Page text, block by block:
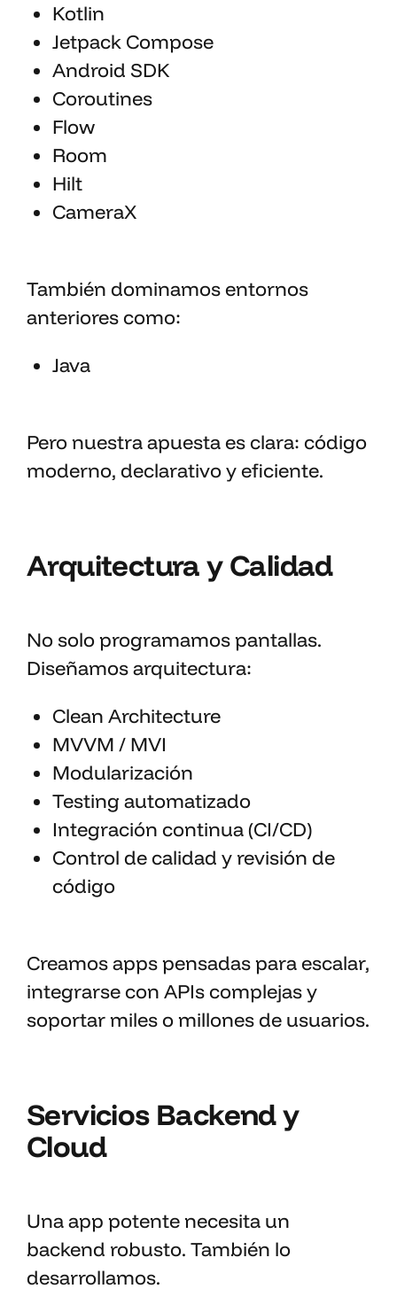
Kotlin
Jetpack Compose
Android SDK
Coroutines
Flow
Room
Hilt
CameraX
También dominamos entornos
anteriores como:
Java
Pero nuestra apuesta es clara: código
moderno, declarativo y eficiente.
Arquitectura y Calidad
No solo programamos pantallas.
Diseñamos arquitectura:
Clean Architecture
MVVM / MVI
Modularización
Testing automatizado
Integración continua (CI/CD)
Control de calidad y revisión de
código
Creamos apps pensadas para escalar,
integrarse con APIs complejas y
soportar miles o millones de usuarios.
Servicios Backend y
Cloud
Una app potente necesita un
backend robusto. También lo
desarrollamos.